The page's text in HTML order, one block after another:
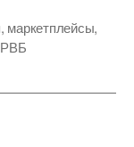
, маркетплейсы,
РВБ